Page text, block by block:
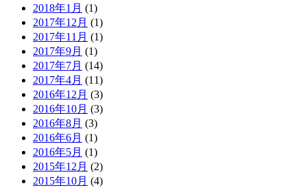
2018年1月 (1)
2017年12月 (1)
2017年11月 (1)
2017年9月 (1)
2017年7月 (14)
2017年4月 (11)
2016年12月 (3)
2016年10月 (3)
2016年8月 (3)
2016年6月 (1)
2016年5月 (1)
2015年12月 (2)
2015年10月 (4)